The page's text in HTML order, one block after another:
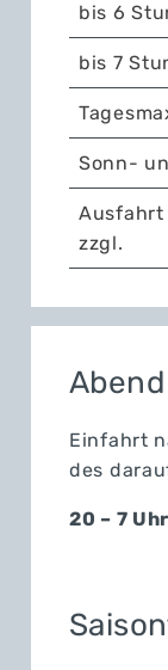
bis 6
bis 7
Sonn-
Ausfahrt
zzgl.
Einfahrt
des
20 – 7 Uhr